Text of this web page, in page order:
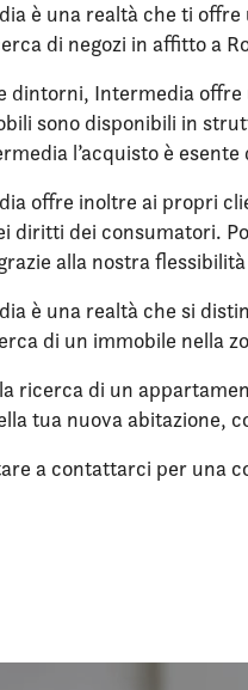
è una realtà che ti
di negozi in affitto a
dintorni, Intermedia
sono disponibili in
l’acquisto è
offre inoltre ai propri
diritti dei consumatori.
alla nostra
è una realtà che si
di un immobile nella
ricerca di un
tua nuova abitazione,
a contattarci per una